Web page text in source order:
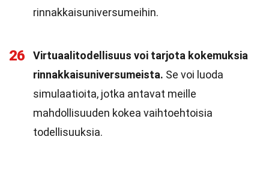
rinnakkaisuniversumeihin.
26
Virtuaalitodellisuus voi tarjota kokemuksia
rinnakkaisuniversumeista. Se voi luoda
simulaatioita, jotka antavat meille
mahdollisuuden kokea vaihtoehtoisia
todellisuuksia.